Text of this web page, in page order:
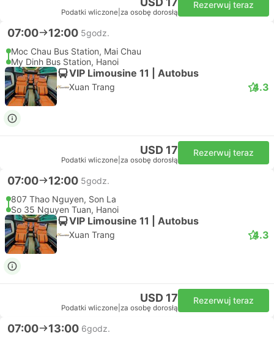
Podatki wliczone za osobę dorosłą
Rezerwuj teraz
07:00 12:00 5godz.
Moc Chau Bus Station, Mai Chau
My Dinh Bus Station, Hanoi
VIP Limousine 11 | Autobus
Xuan Trang 4.3
USD 17
Podatki wliczone za osobę dorosłą
Rezerwuj teraz
07:00 12:00 5godz.
807 Thao Nguyen, Son La
So 35 Nguyen Tuan, Hanoi
VIP Limousine 11 | Autobus
Xuan Trang 4.3
USD 17
Podatki wliczone za osobę dorosłą
Rezerwuj teraz
07:00 13:00 6godz.